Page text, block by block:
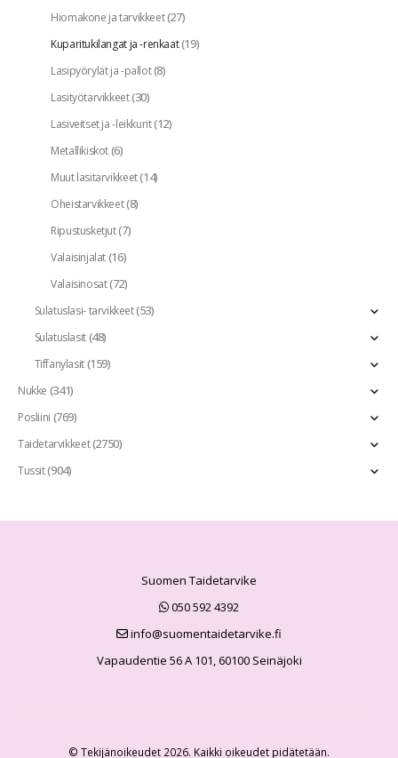
Hiomakone ja tarvikkeet(27)
Kuparitukilangat ja -renkaat(19)
Lasipyörylät ja -pallot(8)
Lasityötarvikkeet(30)
Lasiveitset ja -leikkurit(12)
Metallikiskot(6)
Muut lasitarvikkeet(14)
Oheistarvikkeet(8)
Ripustusketjut(7)
Valaisinjalat(16)
Valaisinosat(72)
Sulatuslasi- tarvikkeet(53)
Sulatuslasit(48)
Tiffanylasit(159)
Nukke (341)
Posliini (769)
Taidetarvikkeet(2750)
Tussit(904)
Suomen Taidetarvike
050 592 4392
info@suomentaidetarvike.fi
Vapaudentie 56 A 101, 60100 Seinäjoki
© Tekijänoikeudet 2026. Kaikki oikeudet pidätetään.